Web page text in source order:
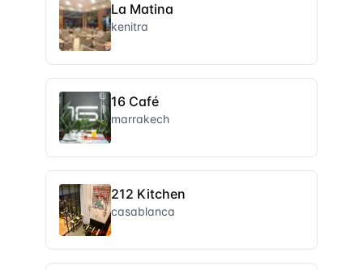
La Matina
kenitra
16 Café
marrakech
212 Kitchen
casablanca